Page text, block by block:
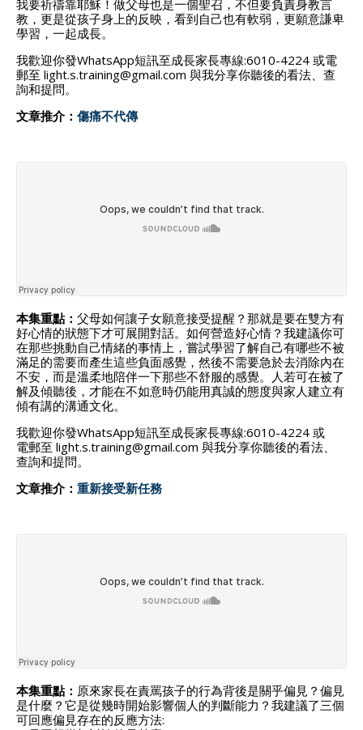
我要祈禱靠耶穌！做父母也是一個聖召，不但要負責身教言
教，更是從孩子身上的反映，看到自己也有軟弱，更願意謙卑
學習，一起成長。
我歡迎你發WhatsApp短訊至成長家長專線:6010-4224 或電
郵至 light.s.training@gmail.com 與我分享你聽後的看法、查
詢和提問。
文章推介： 傷痛不代傳
本集重點： 父母如何讓子女願意接受提醒？那就是要在雙方有
好心情的狀態下才可展開對話。如何營造好心情？我建議你可
在那些挑動自己情緒的事情上，嘗試學習了解自己有哪些不被
滿足的需要而產生這些負面感覺，然後不需要急於去消除內在
不安，而是溫柔地陪伴一下那些不舒服的感覺。人若可在被了
解及傾聽後，才能在不如意時仍能用真誠的態度與家人建立有
傾有講的溝通文化。
我歡迎你發WhatsApp短訊至成長家長專線:6010-4224 或
電郵至 light.s.training@gmail.com 與我分享你聽後的看法、
查詢和提問。
文章推介： 重新接受新任務
本集重點： 原來家長在責罵孩子的行為背後是關乎偏見？偏見
是什麼？它是從幾時開始影響個人的判斷能力？我建議了三個
可回應偏見存在的反應方法: